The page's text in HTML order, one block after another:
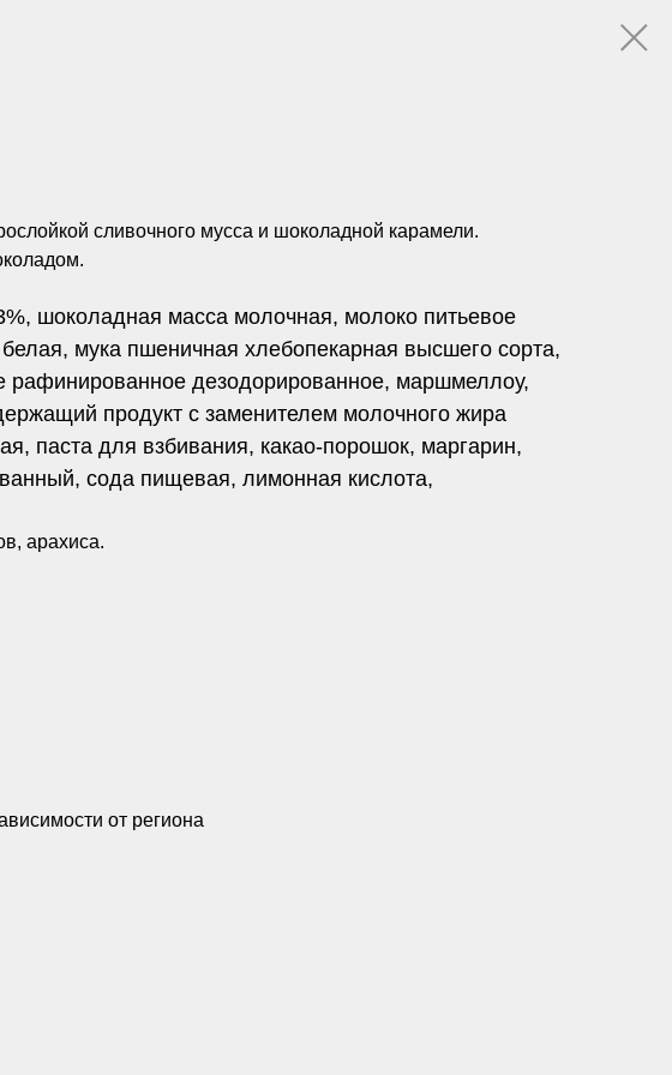
сливочного мусса и шоколадной карамели.
шоколадная масса молочная, молоко питьевое
мука пшеничная хлебопекарная высшего сорта,
рафинированное дезодорированное, маршмеллоу,
продукт с заменителем молочного жира
паста для взбивания, какао-порошок, маргарин,
сода пищевая, лимонная кислота,
арахиса.
от региона